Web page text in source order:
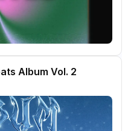
Album Vol. 2